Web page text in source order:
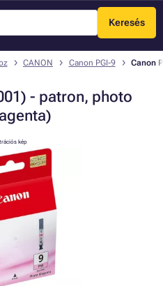
Keresés
Menü
CANON Canon PGI-9 Canon
- patron, photo
kép